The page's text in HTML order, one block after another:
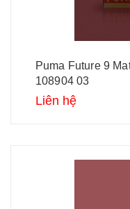
Puma Future 9
108904 03
Liên hệ